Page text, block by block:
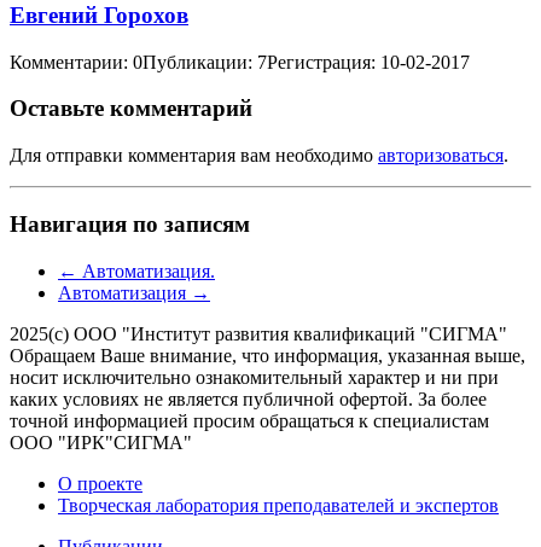
Евгений Горохов
Комментарии: 0Публикации: 7Регистрация: 10-02-2017
Оставьте комментарий
Для отправки комментария вам необходимо авторизоваться.
Навигация по записям
← Автоматизация.
Автоматизация →
2025(с) ООО "Институт развития квалификаций "СИГМА"
Обращаем Ваше внимание, что информация, указанная выше,
носит исключительно ознакомительный характер и ни при
каких условиях не является публичной офертой. За более
точной информацией просим обращаться к специалистам
ООО "ИРК"СИГМА"
О проекте
Творческая лаборатория преподавателей и экспертов